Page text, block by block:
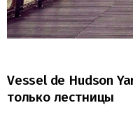
Vessel de Hudson
только лестницы